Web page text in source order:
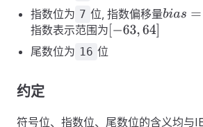
指数位为 7 位, 指数偏移量bias= 27
指数表示范围为 −63,64]
尾数位为 16 位
约定
符号位、指数位、尾数位的含义均与